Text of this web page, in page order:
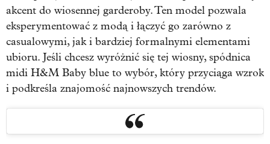
akcent do wiosennej garderoby. Ten model pozwala
eksperymentować z modą i łączyć go zarówno z
casualowymi, jak i bardziej formalnymi elementami
ubioru. Jeśli chcesz wyróżnić się tej wiosny, spódnica
midi H&M Baby blue to wybór, który przyciąga wzrok
i podkreśla znajomość najnowszych trendów.